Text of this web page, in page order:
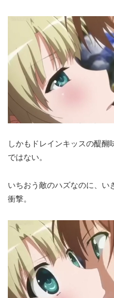
しかもドレインキッスの醍醐
ではない。
いちおう敵のハズなのに、い
衝撃。